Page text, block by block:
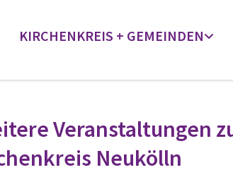
KIRCHENKREIS + GEMEINDEN
Veranstaltungen
Neukölln